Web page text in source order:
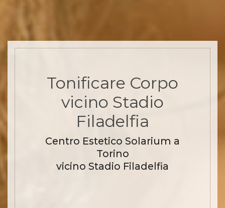
Tonificare Corpo
vicino Stadio
Filadelfia
Centro Estetico Solarium a
Torino
vicino Stadio Filadelfia